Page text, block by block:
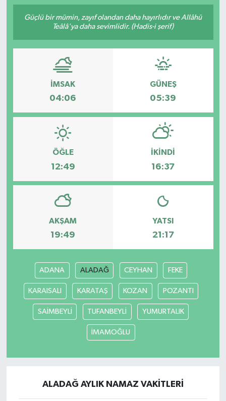
Güçlü bir mümin, zayıf olandan daha hayırlıdır ve Allâhü
Teâlâ'ya daha sevimlidir. (Hadis-i şerif)
İMSAK
04:06
GÜNEŞ
05:39
ÖĞLE
12:49
İKINDI
16:37
AKŞAM
19:49
YATSI
21:17
ADANA ALADAĞ CEYHAN FEKE
KARAISALI KARATAŞ KOZAN POZANTI
SAİMBEYLİ TUFANBEYLİ YUMURTALIK
İMAMOĞLU
ALADAĞ AYLIK NAMAZ VAKITLERI